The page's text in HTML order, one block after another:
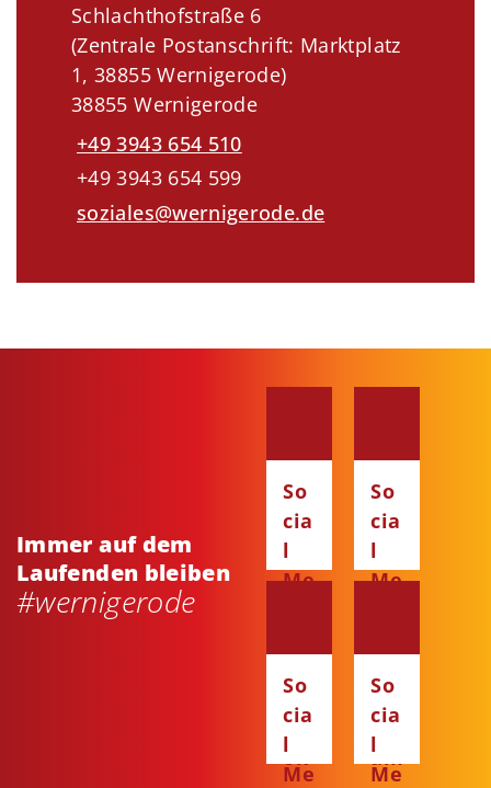
Schlachthofstraße 6
(Zentrale Postanschrift: Marktplatz
1, 38855 Wernigerode)
38855 Wernigerode
+49 3943 654 510
+49 3943 654 599
soziales@wernigerode.de
Immer auf dem
Laufenden bleiben
#wernigerode
So
cia
l
Me
ce
bo
ok
So
cia
l
Me
ta
gr
am
So
cia
l
Me
So
cia
l
Me